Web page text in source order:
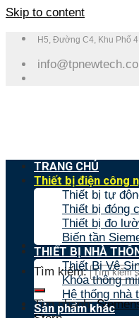
Skip to content
H5, Đường C4, Khu Phố
Tìm kiếm:
Tìm nhanh:
TRANG CHỦ
Thiết bị điện công
Thiết bị tự
Thiết bị đóng
Thiết bị đo
Biến tần
THIẾT BỊ NHÀ
Thiết Bị Vệ
Khóa thông
Hệ thống nhà
Sản phẩm khác